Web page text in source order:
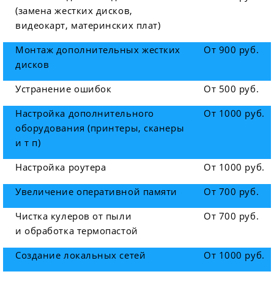
(замена жестких дисков,
видеокарт, материнских плат)
Монтаж дополнительных жестких
дисков
От 900 руб.
Устранение ошибок
От 500 руб.
Настройка дополнительного
оборудования (принтеры, сканеры
и т п)
От 1000 руб.
Настройка роутера
От 1000 руб.
Увеличение оперативной памяти
От 700 руб.
Чистка кулеров от пыли
и обработка термопастой
От 700 руб.
Создание локальных сетей От 1000 руб.